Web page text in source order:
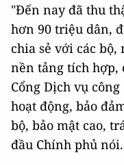
"Đến nay đã thu
hơn 90 triệu dân,
chia sẻ với các
nền tảng tích hợp,
Cổng Dịch vụ
hoạt động, bảo
bộ, bảo mật cao,
đầu Chính phủ nói.